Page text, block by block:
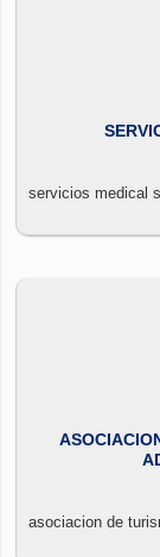
servicios medical
asociacion de